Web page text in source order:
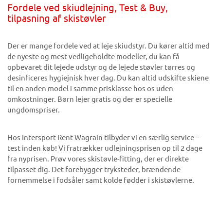
Fordele ved skiudlejning, Test & Buy,
tilpasning af skistøvler
Der er mange fordele ved at leje skiudstyr. Du kører altid med
de nyeste og mest vedligeholdte modeller, du kan få
opbevaret dit lejede udstyr og de lejede støvler tørres og
desinficeres hygiejnisk hver dag. Du kan altid udskifte skiene
til en anden model i samme prisklasse hos os uden
omkostninger. Børn lejer gratis og der er specielle
ungdomspriser.
Hos Intersport-Rent Wagrain tilbyder vi en særlig service –
test inden køb! Vi fratrækker udlejningsprisen op til 2 dage
fra nyprisen. Prøv vores skistøvle-fitting, der er direkte
tilpasset dig. Det forebygger tryksteder, brændende
fornemmelse i fodsåler samt kolde fødder i skistøvlerne.